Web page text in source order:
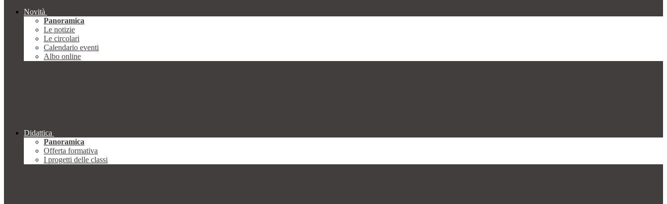
Novità
Panoramica
Le notizie
Le circolari
Calendario eventi
Albo online
Didattica
Panoramica
Offerta formativa
I progetti delle classi